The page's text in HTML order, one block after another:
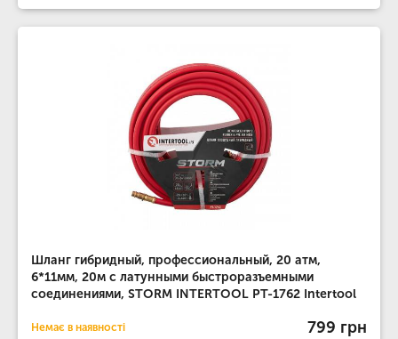
Шланг гибридный, профессиональный, 20 атм,
6*11мм, 20м с латунными быстроразъемными
соединениями, STORM INTERTOOL PT-1762 Intertool
Немає в наявності 799 грн